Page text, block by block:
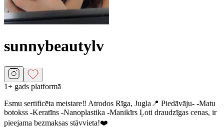
sunnybeautylv
1+ gads platformā
Esmu sertificēta meistare‼️ Atrodos Rīga, Jugla📍 Piedāvāju- -Matu
botokss -Keratīns -Nanoplastika -Manikīrs Ļoti draudzīgas cenas, ir
pieejama bezmaksas stāvvieta!❤️